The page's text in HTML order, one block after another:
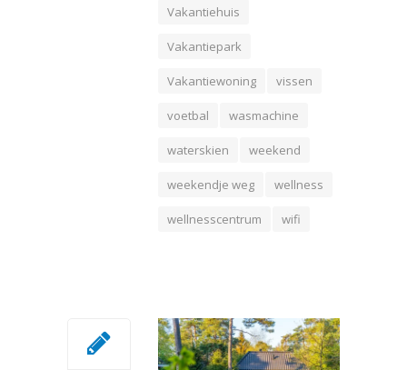
Vakantiehuis
Vakantiepark
Vakantiewoning vissen
voetbal wasmachine
waterskien weekend
weekendje weg wellness
wellnesscentrum wifi